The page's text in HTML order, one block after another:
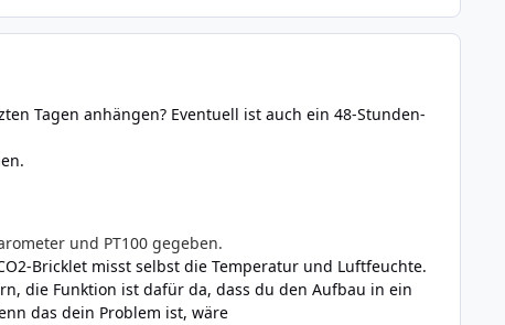
Tagen anhängen? Eventuell ist auch ein 48-Stunden-
und PT100 gegeben.
Bricklet misst selbst die Temperatur und Luftfeuchte.
die Funktion ist dafür da, dass du den Aufbau in ein
das dein Problem ist, wäre